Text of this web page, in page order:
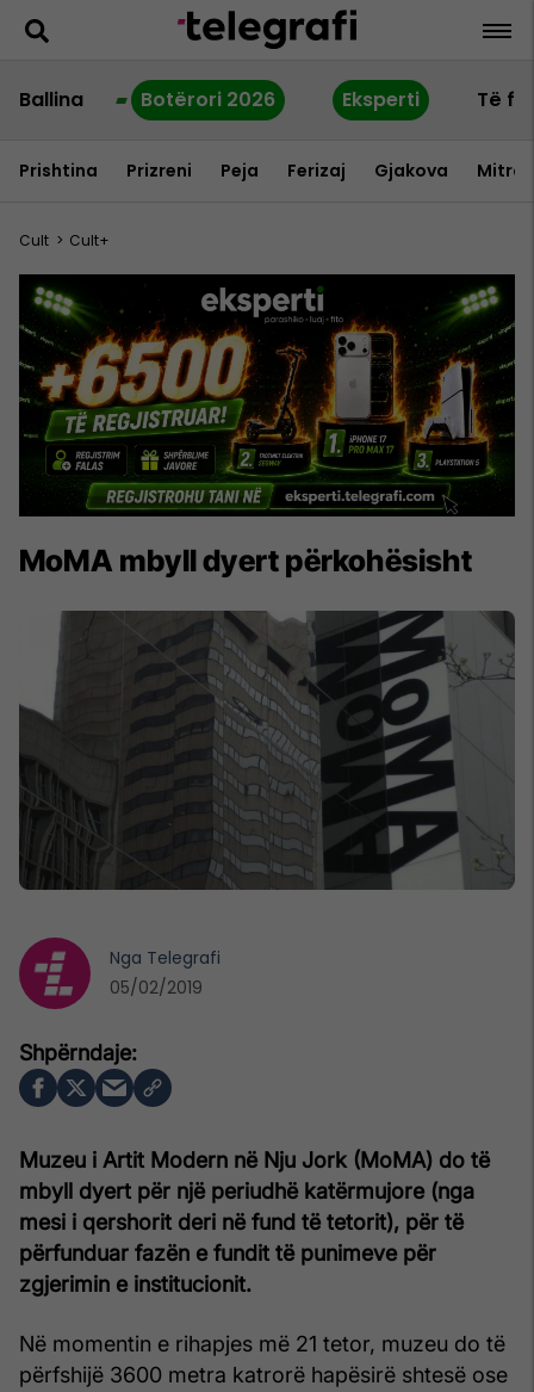
Ballina Botërori 2026 Eksperti Të
Prishtina Prizreni Peja Ferizaj Gjakova
Cult > Cult+
MoMA mbyll dyert përkohësisht
Muzeu i Artit Modern në Nju Jork (MoMA) do të
mbyll dyert për një periudhë katërmujore (nga
mesi i qershorit deri në fund të tetorit), për të
përfunduar fazën e fundit të punimeve për
zgjerimin e institucionit.
Në momentin e rihapjes më 21 tetor, muzeu do të
përfshijë 3600 metra katrorë hapësirë shtesë ose
Nga Telegrafi
05/02/2019